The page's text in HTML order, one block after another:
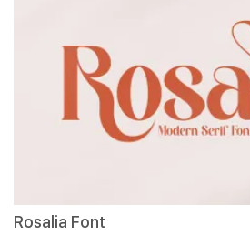
Rosalia Font